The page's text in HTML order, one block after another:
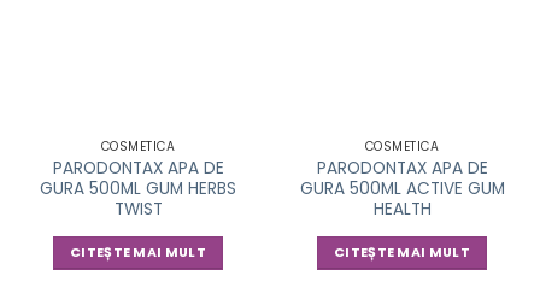
COSMETICA
PARODONTAX APA DE
GURA 500ML GUM HERBS
TWIST
CITEȘTE MAI MULT
COSMETICA
PARODONTAX APA DE
GURA 500ML ACTIVE GUM
HEALTH
CITEȘTE MAI MULT